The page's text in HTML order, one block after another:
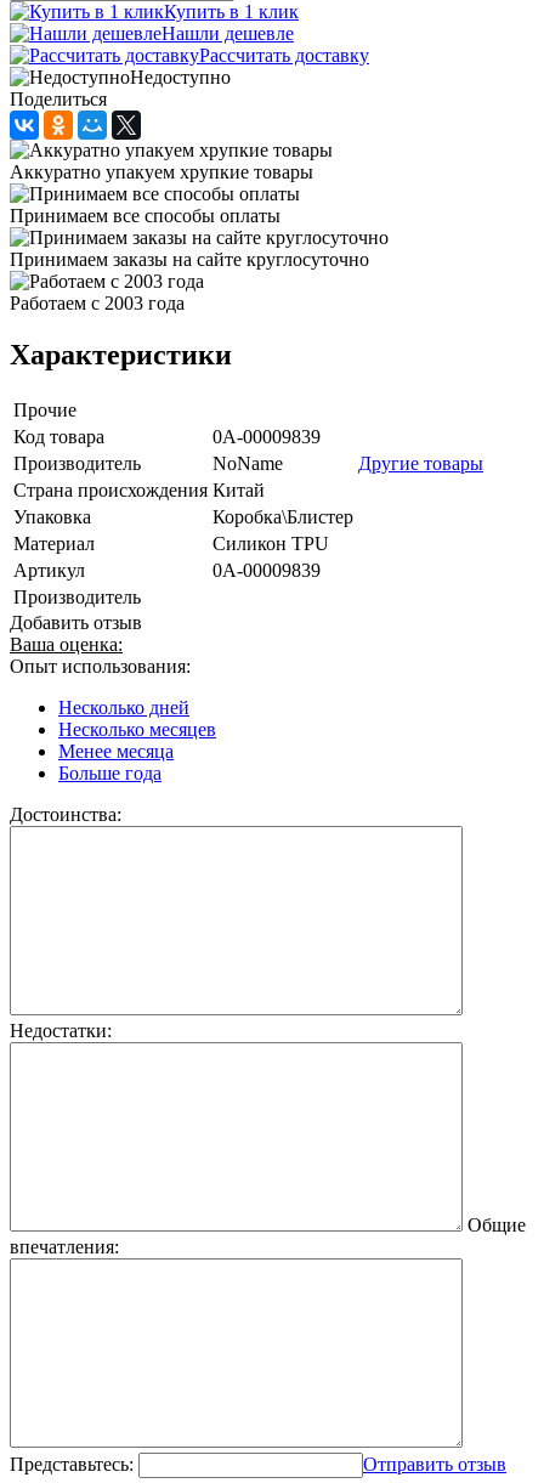
Купить в 1 клик
Нашли дешевле
Рассчитать доставку
Недоступно
Поделиться
Аккуратно упакуем хрупкие товары
Принимаем все способы оплаты
Принимаем заказы на сайте круглосуточно
Работаем с 2003 года
Характеристики
Прочие
Код товара
0А-00009839
Производитель
NoName
Другие товары
Страна происхождения Китай
Упаковка
Коробка\Блистер
Материал
Силикон TPU
Артикул
0А-00009839
Производитель
Добавить отзыв
Ваша оценка:
Опыт использования:
Несколько дней
Несколько месяцев
Менее месяца
Больше года
Достоинства:
Недостатки:
Общие
впечатления:
Представьтесь: Отправить отзыв